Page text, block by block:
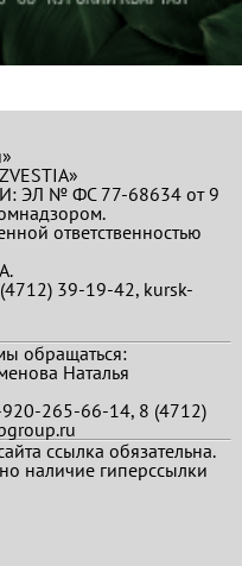
ЭЛ № ФС 77-68634 от 9
ответственностью
39-19-42, kursk-
обращаться:
Наталья
265-66-14, 8 (4712)
ссылка обязательна.
наличие гиперссылки